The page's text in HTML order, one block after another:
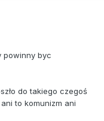
powinny byc
do takiego czegoś
to komunizm ani